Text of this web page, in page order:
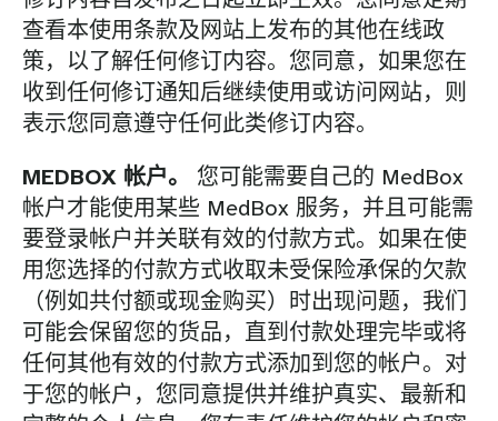
查看本使用条款及网站上发布的其他在线政
策，以了解任何修订内容。您同意，如果您在
收到任何修订通知后继续使用或访问网站，则
表示您同意遵守任何此类修订内容。
MEDBOX 帐户。
您可能需要自己的 MedBox
帐户才能使用某些 MedBox 服务，并且可能需
要登录帐户并关联有效的付款方式。如果在使
用您选择的付款方式收取未受保险承保的欠款
（例如共付额或现金购买）时出现问题，我们
可能会保留您的货品，直到付款处理完毕或将
任何其他有效的付款方式添加到您的帐户。对
于您的帐户，您同意提供并维护真实、最新和